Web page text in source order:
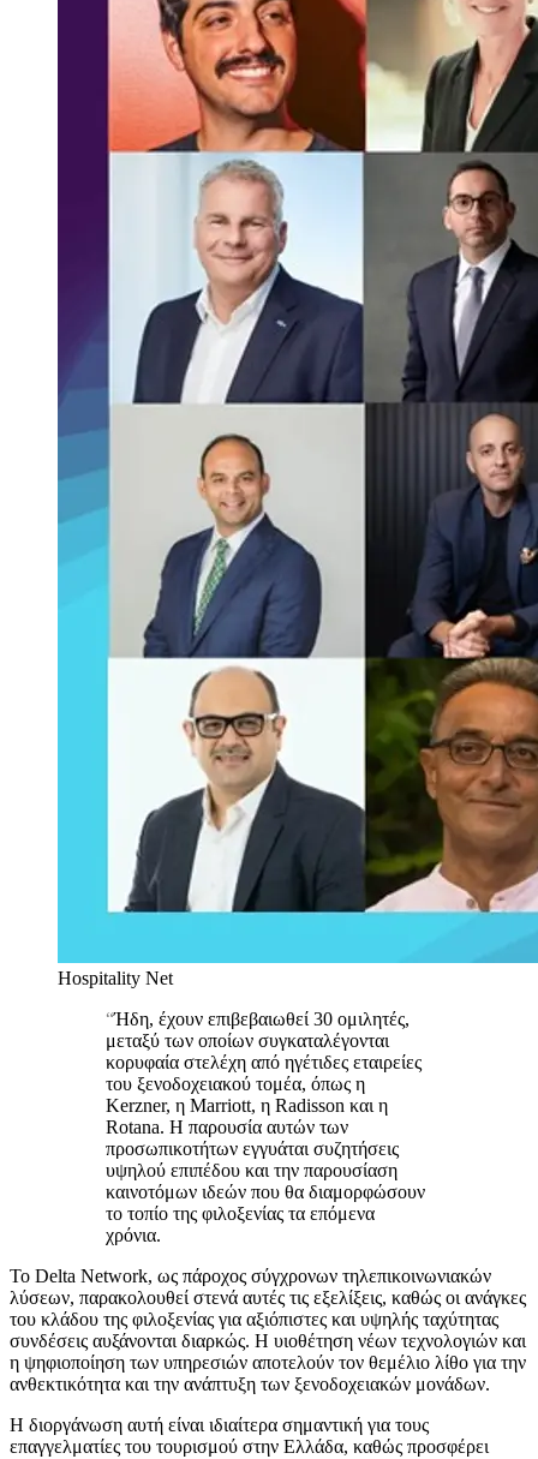
Hospitality Net
“Ήδη, έχουν επιβεβαιωθεί 30 ομιλητές,
μεταξύ των οποίων συγκαταλέγονται
κορυφαία στελέχη από ηγέτιδες εταιρείες
του ξενοδοχειακού τομέα, όπως η
Kerzner, η Marriott, η Radisson και η
Rotana. Η παρουσία αυτών των
προσωπικοτήτων εγγυάται συζητήσεις
υψηλού επιπέδου και την παρουσίαση
καινοτόμων ιδεών που θα διαμορφώσουν
το τοπίο της φιλοξενίας τα επόμενα
χρόνια.
Το Delta Network, ως πάροχος σύγχρονων τηλεπικοινωνιακών
λύσεων, παρακολουθεί στενά αυτές τις εξελίξεις, καθώς οι ανάγκες
του κλάδου της φιλοξενίας για αξιόπιστες και υψηλής ταχύτητας
συνδέσεις αυξάνονται διαρκώς. Η υιοθέτηση νέων τεχνολογιών και
η ψηφιοποίηση των υπηρεσιών αποτελούν τον θεμέλιο λίθο για την
ανθεκτικότητα και την ανάπτυξη των ξενοδοχειακών μονάδων.
Η διοργάνωση αυτή είναι ιδιαίτερα σημαντική για τους
επαγγελματίες του τουρισμού στην Ελλάδα, καθώς προσφέρει